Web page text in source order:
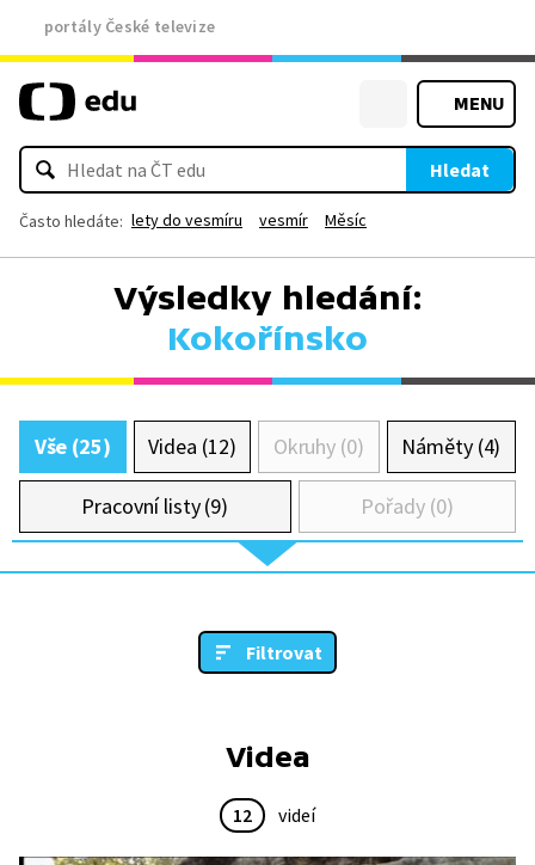
portály České televize
MENU
Hledat
Často hledáte: lety do vesmíru vesmír Měsíc
Výsledky hledání:
Kokořínsko
Vše (25) Videa (12) Okruhy (0) Náměty (4)
Pracovní listy (9) Pořady (0)
Filtrovat
Videa
12 videí